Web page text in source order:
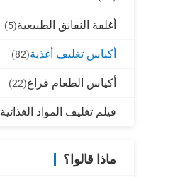
أغلفة النقانق الطبيعية(5)
أكياس تغليف أغذية(82)
أكياس الطعام فراغ(22)
فيلم تغليف المواد الغذائية
ماذا قالوا؟